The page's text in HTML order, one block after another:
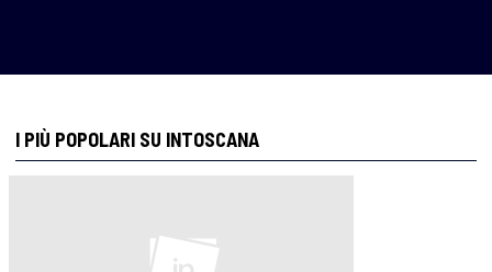
I PIÙ POPOLARI SU INTOSCANA